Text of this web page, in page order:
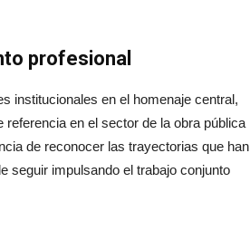
profesional
institucionales en el homenaje central,
referencia en el sector de la obra pública
de reconocer las trayectorias que han
seguir impulsando el trabajo conjunto